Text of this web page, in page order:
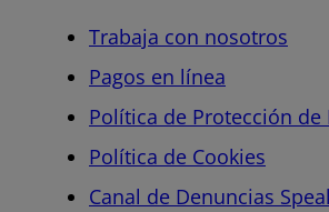
Trabaja con nosotros
Pagos en línea
Política de Protección de
Política de Cookies
Canal de Denuncias